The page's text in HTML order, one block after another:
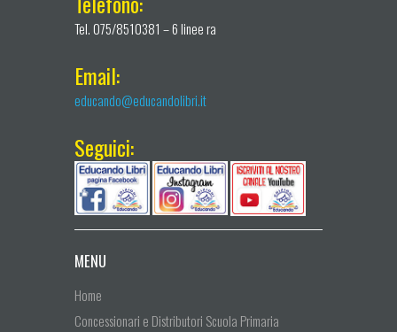
Tel. 075/8510381 – 6 linee ra
Email:
educando@educandolibri.it
Seguici:
MENU
Home
Concessionari e Distributori Scuola Primaria